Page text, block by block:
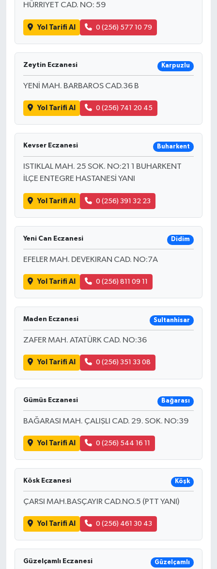
HÜRRIYET CAD. NO: 59
Yol Tarifi Al 0 (256) 577 10 79
Zeytin Eczanesi Karpuzlu
YENİ MAH. BARBAROS CAD.36 B
Yol Tarifi Al 0 (256) 741 20 45
Kevser Eczanesi Buharkent
ISTIKLAL MAH. 25 SOK. NO:21 1 BUHARKENT
İLÇE ENTEGRE HASTANESİ YANI
Yol Tarifi Al 0 (256) 391 32 23
Yeni Can Eczanesi Didim
EFELER MAH. DEVEKIRAN CAD. NO:7A
Yol Tarifi Al 0 (256) 811 09 11
Maden Eczanesi Sultanhisar
ZAFER MAH. ATATÜRK CAD. NO:36
Yol Tarifi Al 0 (256) 351 33 08
Gümüs Eczanesi Bağarası
BAĞARASI MAH. ÇALIŞLI CAD. 29. SOK. NO:39
Yol Tarifi Al 0 (256) 544 16 11
Kösk Eczanesi Köşk
ÇARSI MAH.BASÇAYIR CAD.NO.5 (PTT YANI)
Yol Tarifi Al 0 (256) 461 30 43
Güzelçamlı Eczanesi Güzelçamlı